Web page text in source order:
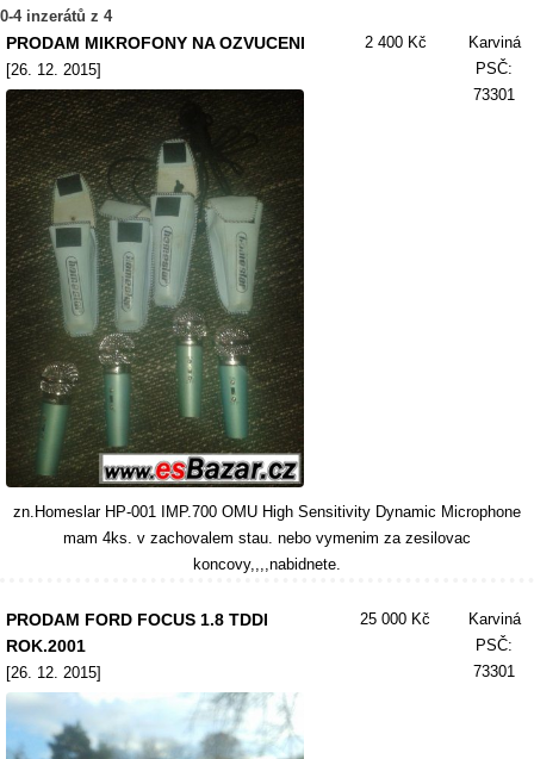
0-4 inzerátů z 4
PRODAM MIKROFONY NA OZVUCENI
[26. 12. 2015]
2 400 Kč
Karviná
PSČ:
73301
zn.Homeslar HP-001 IMP.700 OMU High Sensitivity Dynamic Microphone
mam 4ks. v zachovalem stau. nebo vymenim za zesilovac
koncovy,,,,nabidnete.
PRODAM FORD FOCUS 1.8 TDDI
ROK.2001
[26. 12. 2015]
25 000 Kč
Karviná
PSČ:
73301